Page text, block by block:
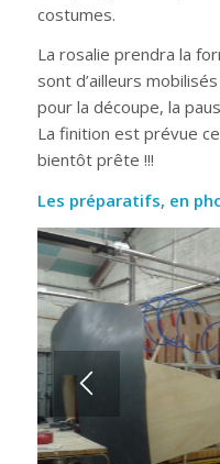
costumes.
La rosalie prendra la
sont d’ailleurs
pour la découpe, la
La finition est prévue
bientôt prête !!!
Les préparatifs, en